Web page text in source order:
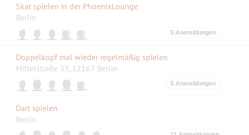
Skat spielen in der PhoenixLounge
Berlin
5 Anmeldungen
Doppelkopf mal wieder regelmäßig spielen
Mittelstraße 33, 12167 Berlin
5 Anmeldungen
Dart spielen
Berlin